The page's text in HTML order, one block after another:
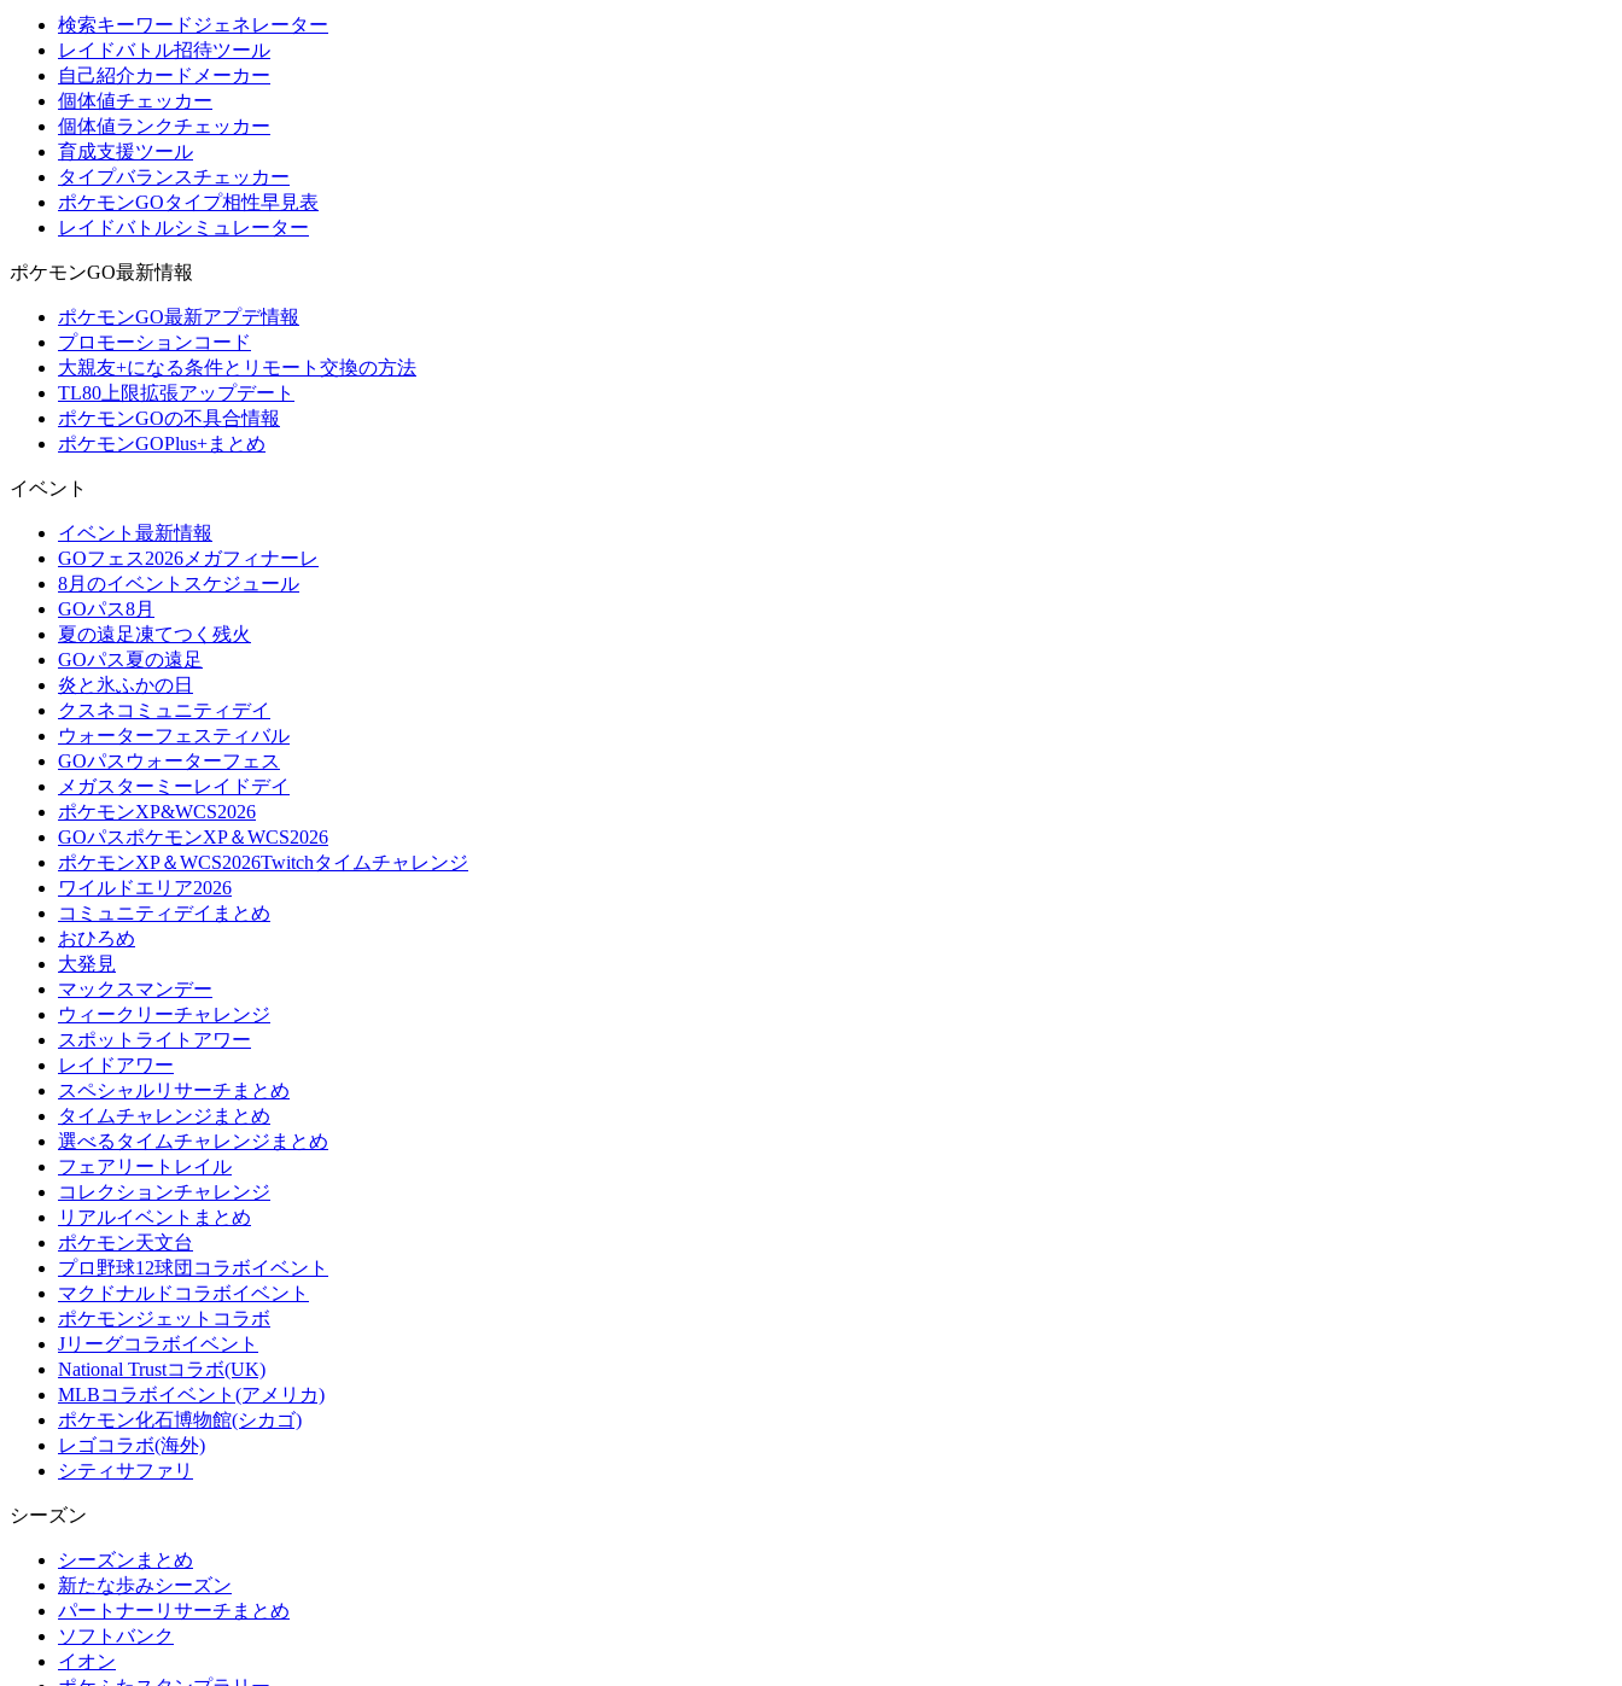
検索キーワードジェネレーター
レイドバトル招待ツール
自己紹介カードメーカー
個体値チェッカー
個体値ランクチェッカー
育成支援ツール
タイプバランスチェッカー
ポケモンGOタイプ相性早見表
レイドバトルシミュレーター
ポケモンGO最新情報
ポケモンGO最新アプデ情報
プロモーションコード
大親友+になる条件とリモート交換の方法
TL80上限拡張アップデート
ポケモンGOの不具合情報
ポケモンGOPlus+まとめ
イベント
イベント最新情報
GOフェス2026メガフィナーレ
8月のイベントスケジュール
GOパス8月
夏の遠足凍てつく残火
GOパス夏の遠足
炎と氷ふかの日
クスネコミュニティデイ
ウォーターフェスティバル
GOパスウォーターフェス
メガスターミーレイドデイ
ポケモンXP&WCS2026
GOパスポケモンXP＆WCS2026
ポケモンXP＆WCS2026Twitchタイムチャレンジ
ワイルドエリア2026
コミュニティデイまとめ
おひろめ
大発見
マックスマンデー
ウィークリーチャレンジ
スポットライトアワー
レイドアワー
スペシャルリサーチまとめ
タイムチャレンジまとめ
選べるタイムチャレンジまとめ
フェアリートレイル
コレクションチャレンジ
リアルイベントまとめ
ポケモン天文台
プロ野球12球団コラボイベント
マクドナルドコラボイベント
ポケモンジェットコラボ
Jリーグコラボイベント
National Trustコラボ(UK)
MLBコラボイベント(アメリカ)
ポケモン化石博物館(シカゴ)
レゴコラボ(海外)
シティサファリ
シーズン
シーズンまとめ
新たな歩みシーズン
パートナーリサーチまとめ
ソフトバンク
イオン